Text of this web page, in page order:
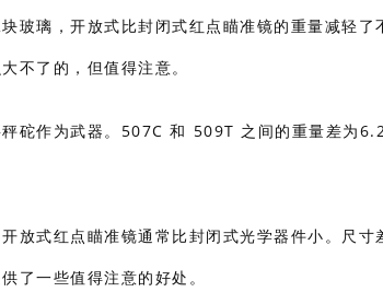
玻璃，开放式比封闭式红点瞄准镜的重量减轻
不了的，但值得注意。
砣作为武器。507C 和 509T 之间的重量差为
放式红点瞄准镜通常比封闭式光学器件小。尺
了一些值得注意的好处。